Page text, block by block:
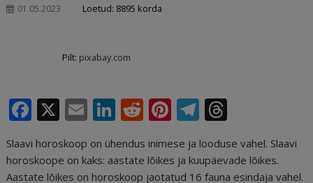
01.05.2023 Loetud: 8895 korda
Pilt: pixabay.com
F
a
c
e
X E
ai
l
Li
k
e
R
d
di
Pi
te
r
T
el
e
g
r
e
Slaavi horoskoop on ühendus inimese ja looduse vahel. Slaavi
horoskoope on kaks: aastate lõikes ja kuupäevade lõikes.
Aastate lõikes on horoskoop jaotatud 16 fauna esindaja vahel.